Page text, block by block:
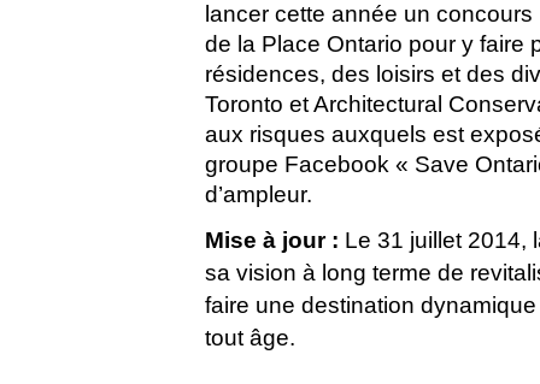
lancer cette année un
de la Place Ontario pour y faire
résidences, des loisirs et des
Toronto et Architectural
aux risques auxquels est
groupe Facebook « Save
d’ampleur.
Mise à jour : Le 31 juillet 2014,
sa vision à long terme de
faire une destination
tout âge.